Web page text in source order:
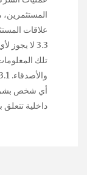
علاقات
3.3 لا
تلك
أي شخص بشراء
داخلية تتعلق